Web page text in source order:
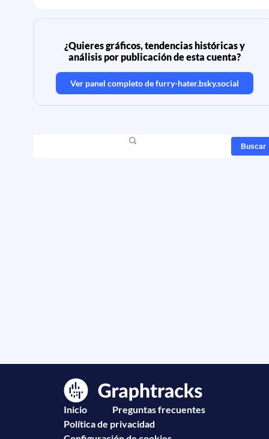
¿Quieres gráficos, tendencias históricas y
análisis por publicación de esta cuenta?
Ver panel completo defurry-hater.bsky.social
Buscar
Inicio
Preguntas frecuentes
Política de privacidad